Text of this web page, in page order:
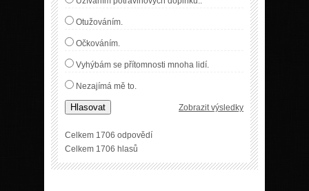
Otužováním.
Očkováním.
Vyhýbám se přítomnosti mnoha lidí.
Nezajímá mě to.
Hlasovat Zobrazit výsledky
Celkem 1706 odpovědí
Celkem 1706 hlasů